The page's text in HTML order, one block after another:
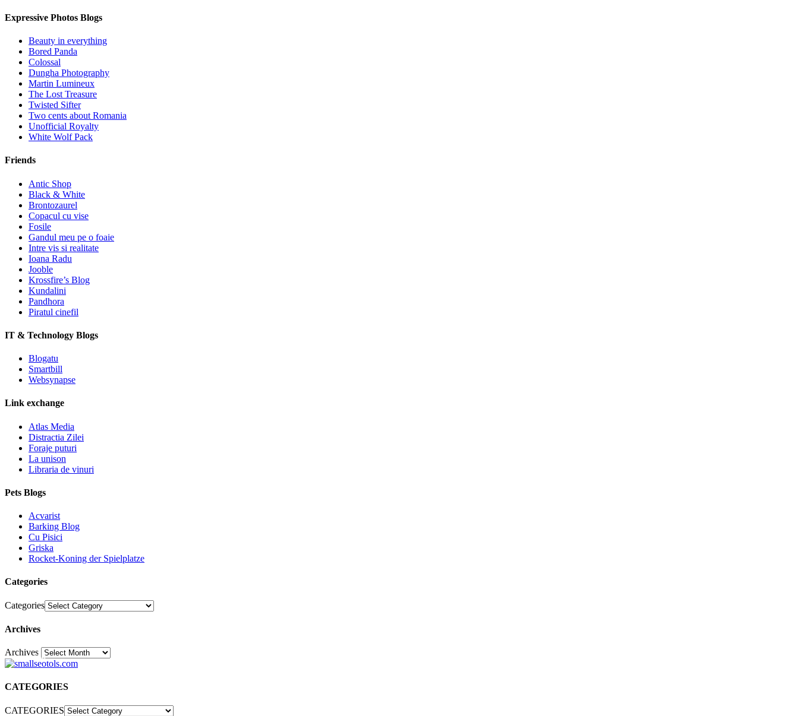
Expressive Photos Blogs
Beauty in everything
Bored Panda
Colossal
Dungha Photography
Martin Lumineux
The Lost Treasure
Twisted Sifter
Two cents about Romania
Unofficial Royalty
White Wolf Pack
Friends
Antic Shop
Black & White
Brontozaurel
Copacul cu vise
Fosile
Gandul meu pe o foaie
Intre vis si realitate
Ioana Radu
Jooble
Krossfire’s Blog
Kundalini
Pandhora
Piratul cinefil
IT & Technology Blogs
Blogatu
Smartbill
Websynapse
Link exchange
Atlas Media
Distractia Zilei
Foraje puturi
La unison
Libraria de vinuri
Pets Blogs
Acvarist
Barking Blog
Cu Pisici
Griska
Rocket-Koning der Spielplatze
Categories
Categories
Archives
Archives30
CATEGORIES
CATEGORIES